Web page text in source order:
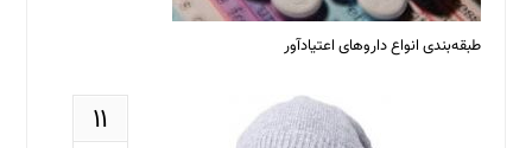
طبقه‌بندی انواع داروهای اعتیادآور
۱۱